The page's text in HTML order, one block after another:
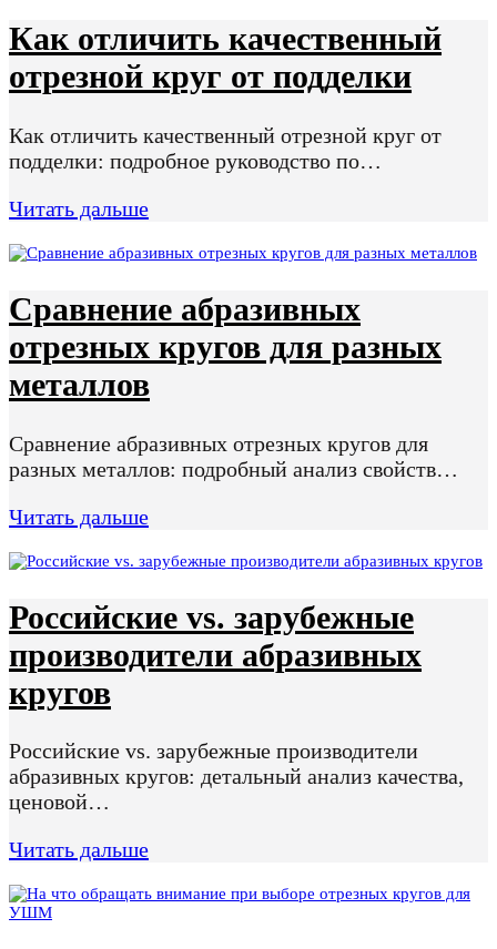
Как отличить качественный
отрезной круг от подделки
Как отличить качественный отрезной круг от
подделки: подробное руководство по…
Читать дальше
Сравнение абразивных
отрезных кругов для разных
металлов
Сравнение абразивных отрезных кругов для
разных металлов: подробный анализ свойств…
Читать дальше
Российские vs. зарубежные
производители абразивных
кругов
Российские vs. зарубежные производители
абразивных кругов: детальный анализ качества,
ценовой…
Читать дальше